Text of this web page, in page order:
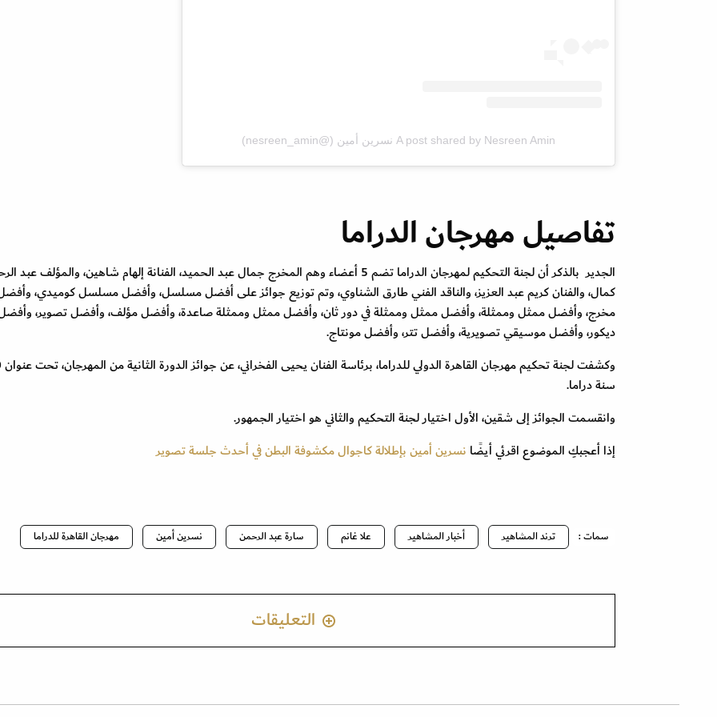
A post shared by Nesreen Amin نسرين أمين (@nesreen_amin)
تفاصيل مهرجان الدراما
الجدير بالذكر أن لجنة التحكيم لمهرجان الدراما تضم 5 أعضاء وهم المخرج جمال عبد الحميد، الفنانة إلهام شاهين، والمؤلف عبد
كمال، والفنان كريم عبد العزيز، والناقد الفني طارق الشناوي، وتم توزيع جوائز على أفضل مسلسل، وأفضل مسلسل كوميدي،
مخرج، وأفضل ممثل وممثلة، وأفضل ممثل وممثلة في دور ثان، وأفضل ممثل وممثلة صاعدة، وأفضل مؤلف، وأفضل تصوير،
ديكور، وأفضل موسيقي تصويرية، وأفضل تتر، وأفضل مونتاج.
وكشفت لجنة
سنة دراما.
وانقسمت الجوائز إلى شقين، الأول اختيار لجنة التحكيم والثاني هو اختيار الجمهور.
إذا أعجبكِ الموضوع اقرئي أيضًا نسرين أمين بإطلالة كاجوال مكشوفة البطن في أحدث جلسة تصوير
سمات : ترند المشاهير أخبار المشاهير علا غانم سارة عبد الرحمن نسرين أمين مهرجان القاهرة للدراما
التعليقات